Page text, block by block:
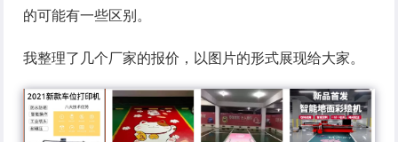
的可能有一些区别。
我整理了几个厂家的报价，以图片的形式展现给大家。